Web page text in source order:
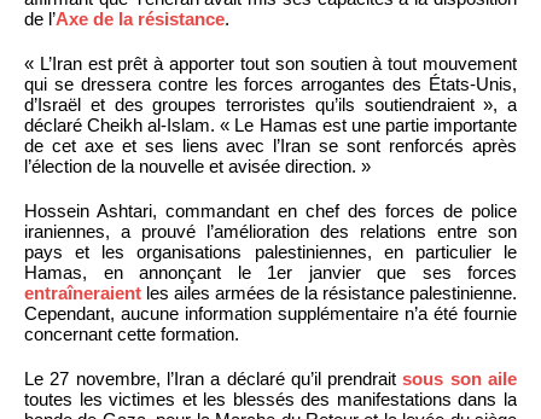
de l’Axe de la résistance.
« L’Iran est prêt à apporter tout son soutien à tout mouvement
qui se dressera contre les forces arrogantes des États-Unis,
d’Israël et des groupes terroristes qu’ils soutiendraient », a
déclaré Cheikh al-Islam. « Le Hamas est une partie importante
de cet axe et ses liens avec l’Iran se sont renforcés après
l’élection de la nouvelle et avisée direction. »
Hossein Ashtari, commandant en chef des forces de police
iraniennes, a prouvé l’amélioration des relations entre son
pays et les organisations palestiniennes, en particulier le
Hamas, en annonçant le 1er janvier que ses forces
entraîneraient les ailes armées de la résistance palestinienne.
Cependant, aucune information supplémentaire n’a été fournie
concernant cette formation.
Le 27 novembre, l’Iran a déclaré qu’il prendraitsous son aile
toutes les victimes et les blessés des manifestations dans la